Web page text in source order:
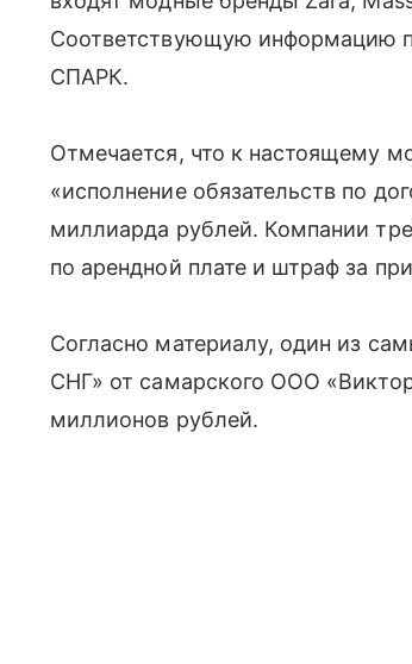
Соответствующую информацию
СПАРК.
Отмечается, что к настоящему
«исполнение обязательств по
миллиарда рублей. Компании
по арендной плате и штраф за
Согласно материалу, один из
СНГ» от самарского ООО
миллионов рублей.